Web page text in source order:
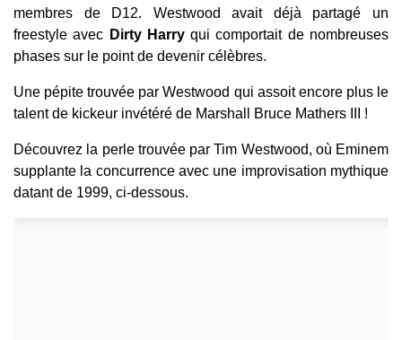
membres de D12. Westwood avait déjà partagé un
freestyle avec Dirty Harryqui comportait de nombreuses
phases sur le point de devenir célèbres.
Une pépite trouvée par Westwood qui assoit encore plus le
talent de kickeur invétéré de Marshall Bruce Mathers III !
Découvrez la perle trouvée par Tim Westwood, où Eminem
supplante la concurrence avec une improvisation mythique
datant de 1999, ci-dessous.